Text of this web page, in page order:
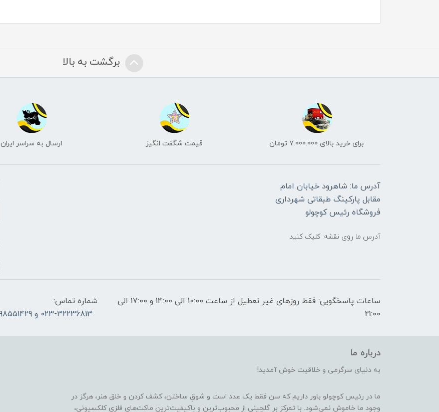
برگشت به بالا
برای خرید بالای 7.000.000 تومان قیمت شگفت انگیز ارسال به سراسر ایران
آدرس ما: شاهرود خیابان امام
مقابل پارکینگ طبقاتی شهرداری
فروشگاه رئیس کوچولو
آدرس ما روی نقشه: کلیک کنید
ساعات پاسخگویی: فقط روزهای غیر تعطیل از ساعت 10:00 الی 14:00 و 17:00 الی
21:00
شماره تماس:
023-32236813 و 09198551429
درباره ما
به دنیای سرگرمی و خلاقیت خوش آمدید!
ما در رئیس کوچولو باور داریم که سن فقط یک عدد است و شوقِ ساختن، کشف کردن و خلق هنر، هرگز در
وجود ما خاموش نمی‌شود. با تمرکز بر گلچینی از محبوب‌ترین و باکیفیت‌ترین ماکت‌های فلزی کلکسیونی،